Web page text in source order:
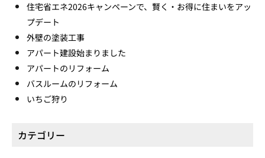
住宅省エネ2026キャンペーンで、賢く・お得に住まいをアッ
プデート
外壁の塗装工事
アパート建設始まりました
アパートのリフォーム
バスルームのリフォーム
いちご狩り
カテゴリー